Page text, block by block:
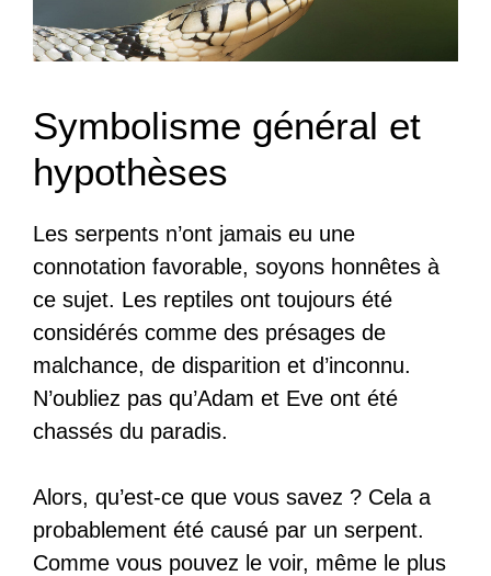
Symbolisme général et
hypothèses
Les serpents n’ont jamais eu une
connotation favorable, soyons honnêtes à
ce sujet. Les reptiles ont toujours été
considérés comme des présages de
malchance, de disparition et d’inconnu.
N’oubliez pas qu’Adam et Eve ont été
chassés du paradis.
Alors, qu’est-ce que vous savez ? Cela a
probablement été causé par un serpent.
Comme vous pouvez le voir, même le plus